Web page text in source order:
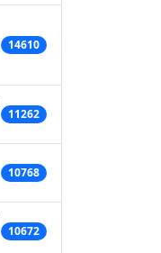
14610
11262
10768
10672